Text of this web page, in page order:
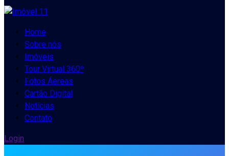
Home
Sobre nós
Imóveis
Tour Virtual 360º
Fotos Áereas
Cartão Digital
Notícias
Contato
Login